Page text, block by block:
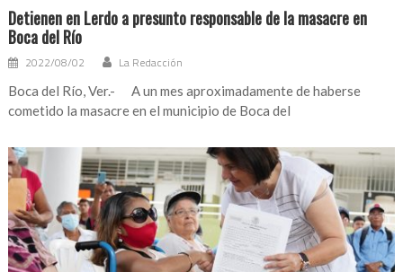
Detienen en Lerdo a presunto responsable de la masacre en
Boca del Río
2022/08/02 La Redacción
Boca del Río, Ver.- A un mes aproximadamente de haberse
cometido la masacre en el municipio de Boca del